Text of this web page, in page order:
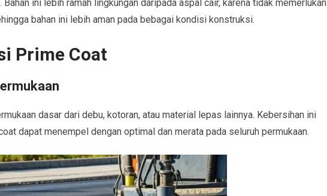
ini lebih ramah lingkungan daripada aspal cair, karena tidak memerlukan
bahan ini lebih aman pada bebagai kondisi konstruksi.
Prime Coat
dasar dari debu, kotoran, atau material lepas lainnya. Kebersihan ini
dapat menempel dengan optimal dan merata pada seluruh permukaan.